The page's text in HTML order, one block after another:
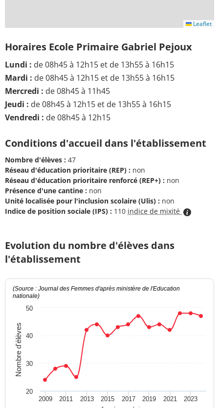
Leaflet
Horaires Ecole Primaire Gabriel Pejoux
Lundi : de 08h45 à 12h15 et de 13h55 à 16h15
Mardi : de 08h45 à 12h15 et de 13h55 à 16h15
Mercredi : de 08h45 à 11h45
Jeudi : de 08h45 à 12h15 et de 13h55 à 16h15
Vendredi : de 08h45 à 12h15
Conditions d'accueil dans l'établissement
Nombre d'élèves : 47
Réseau d'éducation prioritaire (REP) : non
Réseau d'éducation prioritaire renforcé (REP+) : non
Présence d'une cantine : non
Unité localisée pour l'inclusion scolaire (Ulis) : non
Indice de position sociale (IPS) : 110 indice de mixité
Evolution du nombre d'élèves dans
l'établissement
Nombre d'élèves
(Source : Journal des Femmes d'après ministère de l'Education
nationale)
2009 2011 2013 2015 2017 2019 2021 2023
20
30
40
50